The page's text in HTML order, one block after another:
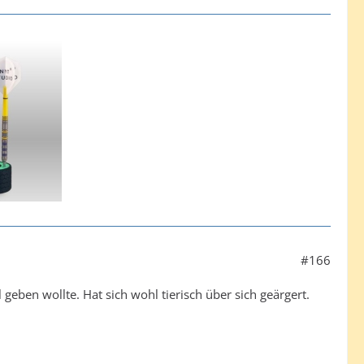
#166
wollte. Hat sich wohl tierisch über sich geärgert.